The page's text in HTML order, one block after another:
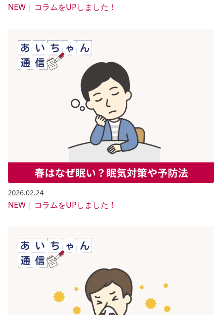
NEW | コラムをUPしました！
2026.02.24
NEW | コラムをUPしました！